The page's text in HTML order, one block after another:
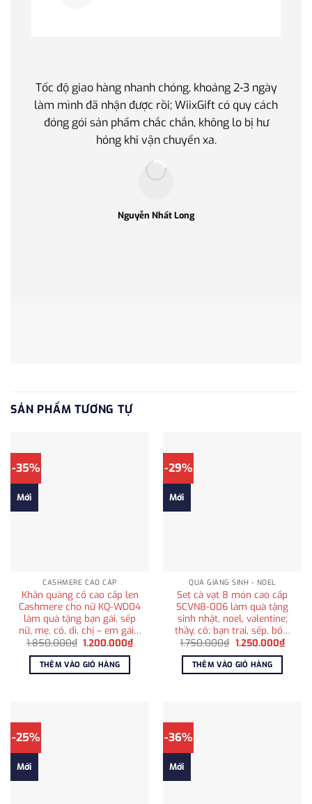
Tốc độ giao hàng nhanh chóng, khoảng 2-3 ngày
làm mình đã nhận được rồi; WiixGift có quy cách
đóng gói sản phẩm chắc chắn, không lo bị hư
hỏng khi vận chuyển xa.
Nguyễn Nhất Long
SẢN PHẨM TƯƠNG TỰ
-35%
Mới
CASHMERE CAO CẤP
Khăn quàng cổ cao cấp len
Cashmere cho nữ KQ-WD04
làm quà tặng bạn gái, sếp
nữ, mẹ, cô, dì, chị – em gái…
1.850.000₫ Giá
là:
1.850.000₫.
1.200.000₫Giá
hiện
1.200.000₫.
THÊM VÀO GIỎ HÀNG
-29%
Mới
QUÀ GIÁNG SINH - NOEL
Set cà vạt 8 món cao cấp
SCVN8-006 làm quà tặng
sinh nhật, noel, valentine;
thầy, cô; bạn trai, sếp, bố…
1.750.000₫ Giá
là:
1.750.000₫.
1.250.000₫Giá
hiện
THÊM VÀO GIỎ HÀNG
-25%
Mới
-36%
Mới